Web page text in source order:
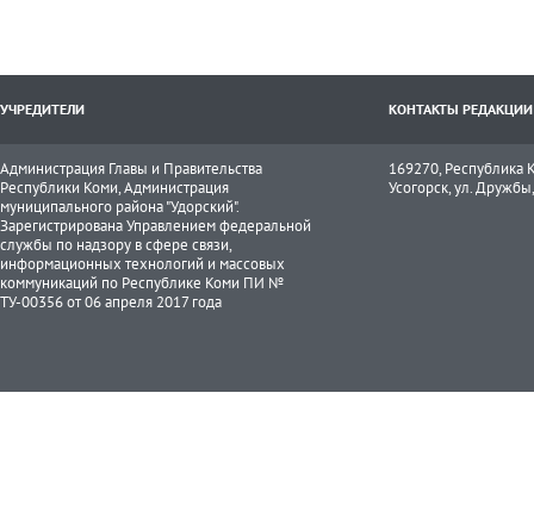
УЧРЕДИТЕЛИ КОНТАКТЫ РЕДАКЦИИ
Администрация Главы и Правительства
Республики Коми, Администрация
муниципального района "Удорский".
Зарегистрирована Управлением федеральной
службы по надзору в сфере связи,
информационных технологий и массовых
коммуникаций по Республике Коми ПИ №
ТУ-00356 от 06 апреля 2017 года
169270, Республика
Усогорск, ул.